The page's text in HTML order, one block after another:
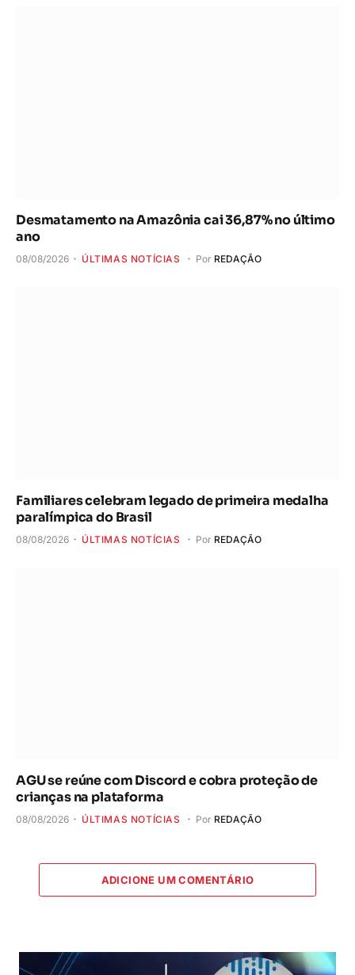
Desmatamento na Amazônia cai 36,87% no último
ano
08/08/2026 ÚLTIMAS NOTÍCIAS Por REDAÇÃO
Familiares celebram legado de primeira medalha
paralímpica do Brasil
08/08/2026 ÚLTIMAS NOTÍCIAS Por REDAÇÃO
AGU se reúne com Discord e cobra proteção de
crianças na plataforma
08/08/2026 ÚLTIMAS NOTÍCIAS Por REDAÇÃO
ADICIONE UM COMENTÁRIO